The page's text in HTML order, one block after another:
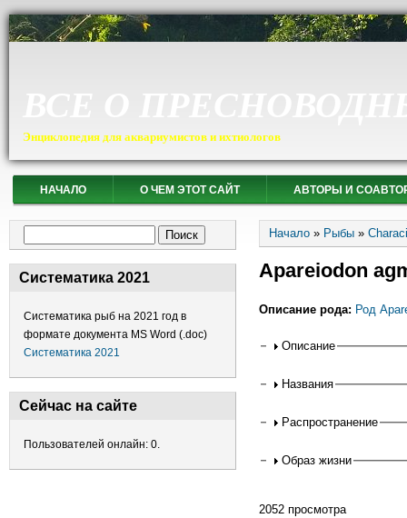
Энциклопедия для аквариумистов и ихтиологов
НАЧАЛО О ЧЕМ ЭТОТ САЙТ АВТОРЫ И
Систематика 2021
Систематика рыб на 2021 год в
формате документа MS Word (.doc)
Систематика 2021
Сейчас на сайте
Пользователей онлайн: 0.
Вы здесь
Начало » Рыбы »
Apareiodon
Описание рода: Род
Описание
Названия
Распространение
Образ жизни
2052 просмотра